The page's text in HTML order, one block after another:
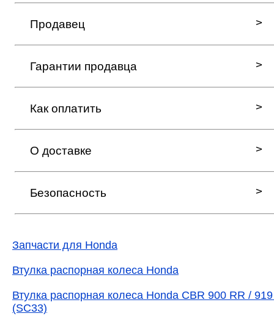
Продавец
Гарантии продавца
Как оплатить
О доставке
Безопасность
Запчасти для Honda
Втулка распорная колеса Honda
Втулка распорная колеса Honda CBR 900 RR /
(SC33)